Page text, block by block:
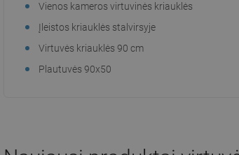
Vienos kameros virtuvinės kriauklės
Įleistos kriauklės stalvirsyje
Virtuvės kriauklės 90 cm
Plautuvės 90x50